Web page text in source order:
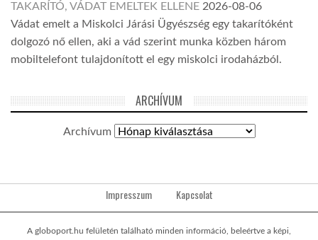
TAKARÍTÓ, VÁDAT EMELTEK ELLENE 2026-08-06
Vádat emelt a Miskolci Járási Ügyészség egy takarítóként
dolgozó nő ellen, aki a vád szerint munka közben három
mobiltelefont tulajdonított el egy miskolci irodaházból.
ARCHÍVUM
Archívum
Impresszum Kapcsolat
A globoport.hu felületén található minden információ, beleértve a képi,